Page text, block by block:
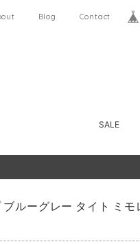
Blog Contact
SALE
ルーグレー タイト ミモ